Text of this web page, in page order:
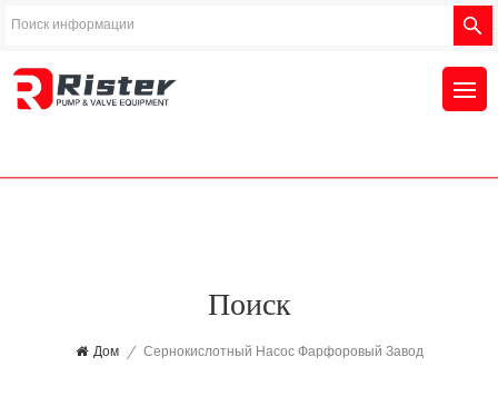
Поиск
Дом / Сернокислотный Насос Фарфоровый Завод